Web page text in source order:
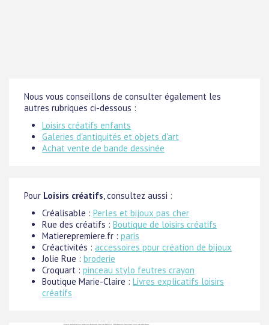
Nous vous conseillons de consulter également les
autres rubriques ci-dessous :
Loisirs créatifs enfants
Galeries d'antiquités et objets d'art
Achat vente de bande dessinée
Pour Loisirs créatifs, consultez aussi :
Créalisable : Perles et bijoux pas cher
Rue des créatifs : Boutique de loisirs créatifs
Matierepremiere.fr : paris
Créactivités : accessoires pour création de bijoux
Jolie Rue : broderie
Croquart : pinceau stylo feutres crayon
Boutique Marie-Claire : Livres explicatifs loisirs
créatifs